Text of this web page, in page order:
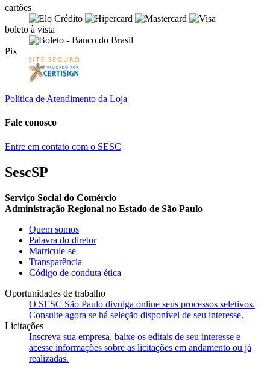
cartões
boleto à vista
Pix
Política de Atendimento da Loja
Fale conosco
Entre em contato com o SESC
SescSP
Serviço Social do Comércio
Administração Regional no Estado de São Paulo
Quem somos
Palavra do diretor
Matricule-se
Transparência
Código de conduta ética
Oportunidades de trabalho
O SESC São Paulo divulga online seus processos seletivos.
Consulte agora se há seleção disponível de seu interesse.
Licitações
Inscreva sua empresa, baixe os editais de seu interesse e
acesse informações sobre as licitações em andamento ou já
realizadas.